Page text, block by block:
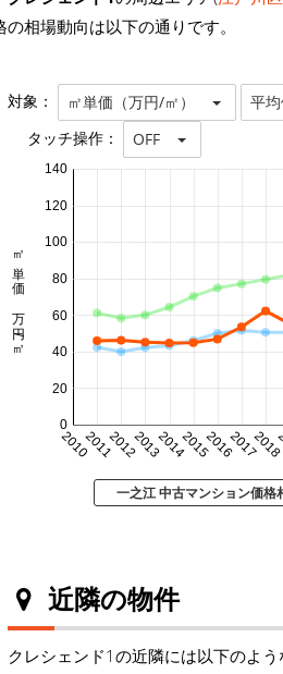
の相場動向は以下の通りです。
対象： ㎡単価（万円/㎡） 平
タッチ操作： OFF
201020112012201320142015201620172018
0
20
40
60
80
100
120
140
㎡単価 万円/㎡
一之江 中古マンション価格
近隣の物件
クレシェンド1の近隣には以下のよう